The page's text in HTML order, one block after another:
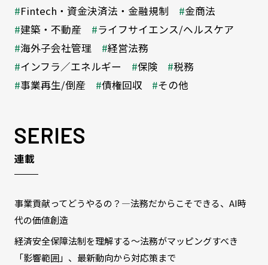
Fintech・資金決済法・金融規制
金商法
建築・不動産
ライフサイエンス/ヘルスケア
海外子会社管理
経営法務
インフラ／エネルギー
保険
税務
事業再生/倒産
債権回収 その他
SERIES
連載
事業貢献ってどうやるの？―法務だからこそできる、AI時
代の価値創造
経済安全保障法制を理解する～法務がマッピングすべき
「影響範囲」、最新動向から対応策まで